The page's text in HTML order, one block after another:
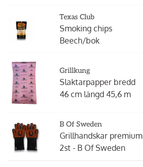
Texas Club
Smoking chips
Beech/bok
Grillkung
Slaktarpapper bredd
46 cm längd 45,6 m
B Of Sweden
Grillhandskar premium
2st - B Of Sweden